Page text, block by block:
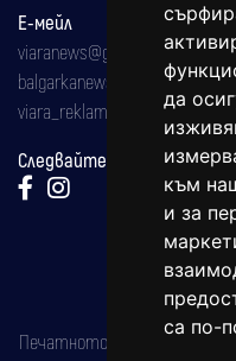
да
към
и за
са по-
Е-мейл
viaranews@gmail.com
balgarkanews@gmail.com
viara_reklama@mail.bg
Следвайте ни:
Печатното издание на